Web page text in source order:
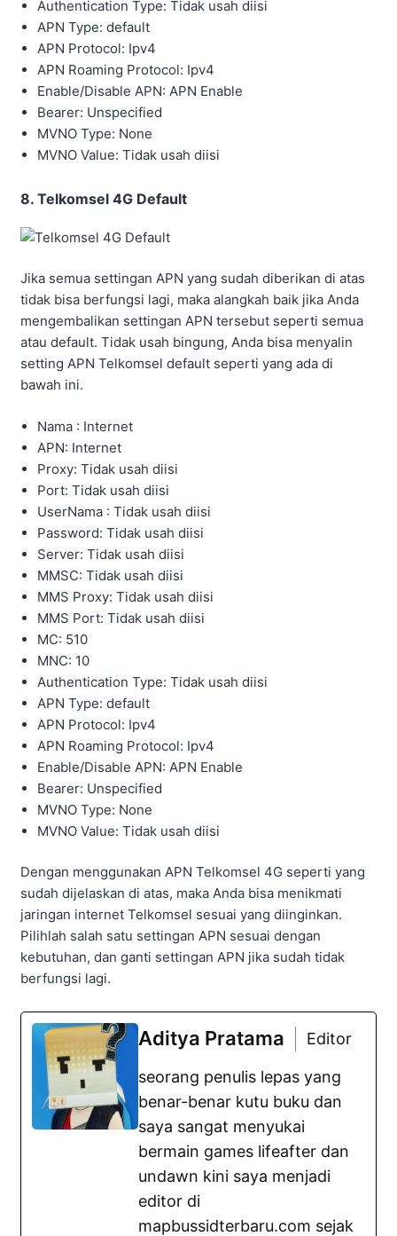
Authentication Type: Tidak usah diisi
APN Type: default
APN Protocol: Ipv4
APN Roaming Protocol: Ipv4
Enable/Disable APN: APN Enable
Bearer: Unspecified
MVNO Type: None
MVNO Value: Tidak usah diisi
8. Telkomsel 4G Default
Jika semua settingan APN yang sudah diberikan di atas
tidak bisa berfungsi lagi, maka alangkah baik jika Anda
mengembalikan settingan APN tersebut seperti semua
atau default. Tidak usah bingung, Anda bisa menyalin
setting APN Telkomsel default seperti yang ada di
bawah ini.
Nama : Internet
APN: Internet
Proxy: Tidak usah diisi
Port: Tidak usah diisi
UserNama : Tidak usah diisi
Password: Tidak usah diisi
Server: Tidak usah diisi
MMSC: Tidak usah diisi
MMS Proxy: Tidak usah diisi
MMS Port: Tidak usah diisi
MC: 510
MNC: 10
Authentication Type: Tidak usah diisi
APN Type: default
APN Protocol: Ipv4
APN Roaming Protocol: Ipv4
Enable/Disable APN: APN Enable
Bearer: Unspecified
MVNO Type: None
MVNO Value: Tidak usah diisi
Dengan menggunakan APN Telkomsel 4G seperti yang
sudah dijelaskan di atas, maka Anda bisa menikmati
jaringan internet Telkomsel sesuai yang diinginkan.
Pilihlah salah satu settingan APN sesuai dengan
kebutuhan, dan ganti settingan APN jika sudah tidak
berfungsi lagi.
Aditya Pratama Editor
seorang penulis lepas yang
benar-benar kutu buku dan
saya sangat menyukai
bermain games lifeafter dan
undawn kini saya menjadi
editor di
mapbussidterbaru.com sejak